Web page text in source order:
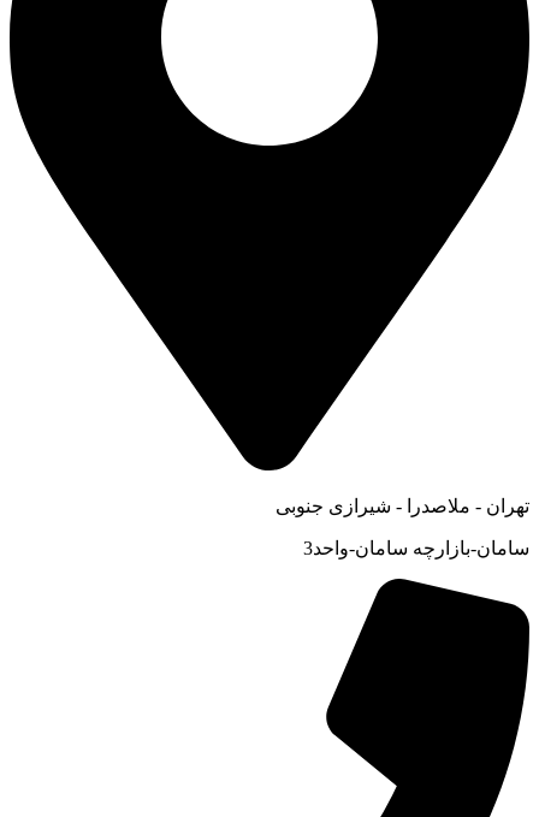
تهران - ملاصدرا - شیرازی جنوبی
سامان-بازارچه سامان-واحد3